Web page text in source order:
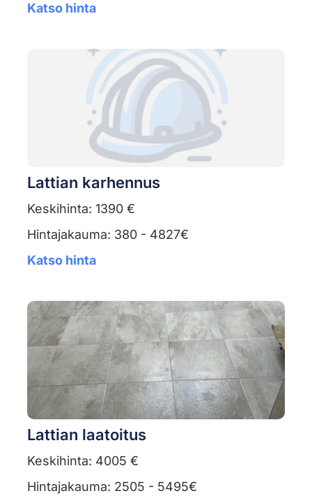
Katso hinta
Lattian karhennus
Keskihinta: 1390 €
Hintajakauma: 380 - 4827€
Katso hinta
Lattian laatoitus
Keskihinta: 4005 €
Hintajakauma: 2505 - 5495€